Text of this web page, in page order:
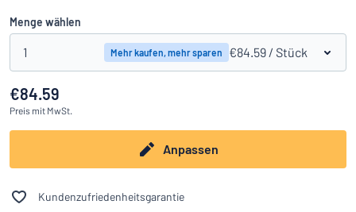
Menge wählen
1 Mehr kaufen, mehr sparen €84.59 / Stück
€84.59
Preis mit MwSt.
Anpassen
Kundenzufriedenheitsgarantie